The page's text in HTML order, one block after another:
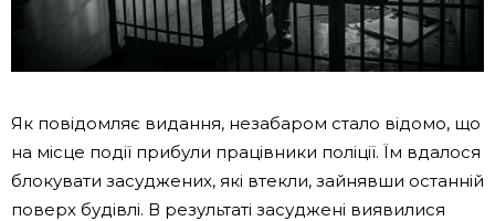
Як повідомляє видання, незабаром стало відомо, що
на місце події прибули працівники поліції. Їм вдалося
блокувати засуджених, які втекли, зайнявши останній
поверх будівлі. В результаті засуджені виявилися